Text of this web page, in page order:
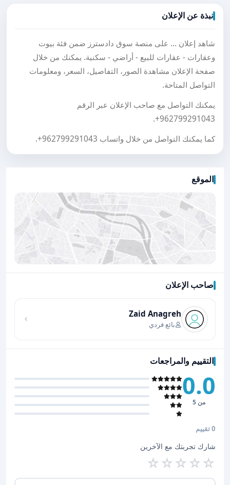
نبذة عن الإعلان
شاهد إعلان ... على منصة سوق دادسترز ضمن فئة بيوت
وعقارات - عقارات للبيع - أراضي - سكنية. يمكنك من خلال
صفحة الإعلان مشاهدة الصور، التفاصيل، السعر، ومعلومات
التواصل المتاحة.
يمكنك التواصل مع صاحب الإعلان عبر الرقم
+962799291043
.
كما يمكنك التواصل من خلال واتساب +962799291043
.
الموقع
صاحب الإعلان
Zaid Anagreh
بائع فردي
التقييم والمراجعات
0.0
من 5
0 تقييم
شارك تجربتك مع الآخرين
☆
☆
☆
☆
☆